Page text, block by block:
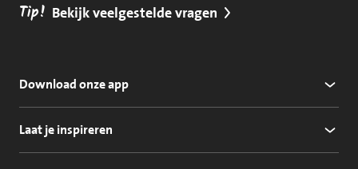
Tip! Bekijk veelgestelde vragen
Download onze app
Laat je inspireren